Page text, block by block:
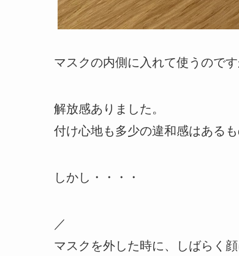
マスクの内側に入れて使うのです
解放感ありました。
付け心地も多少の違和感はあるも
しかし・・・・
／
マスクを外した時に、しばらく